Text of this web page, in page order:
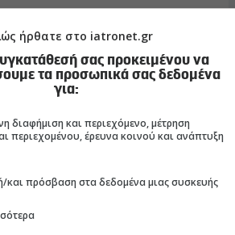
ήρθατε στο iatronet.gr
σας προκειμένου να
τα προσωπικά σας δεδομένα
για:
διαφήμιση και περιεχόμενο, μέτρηση
περιεχομένου, έρευνα κοινού και ανάπτυξη
και πρόσβαση στα δεδομένα μιας συσκευής